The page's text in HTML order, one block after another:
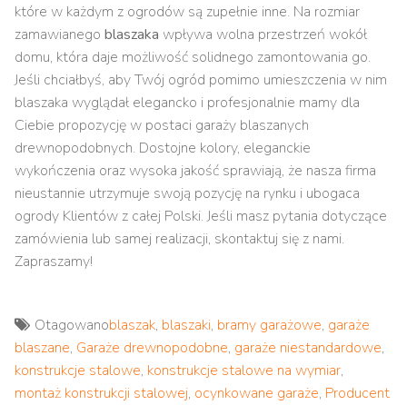
które w każdym z ogrodów są zupełnie inne. Na rozmiar
zamawianego blaszaka wpływa wolna przestrzeń wokół
domu, która daje możliwość solidnego zamontowania go.
Jeśli chciałbyś, aby Twój ogród pomimo umieszczenia w nim
blaszaka wyglądał elegancko i profesjonalnie mamy dla
Ciebie propozycję w postaci garaży blaszanych
drewnopodobnych. Dostojne kolory, eleganckie
wykończenia oraz wysoka jakość sprawiają, że nasza firma
nieustannie utrzymuje swoją pozycję na rynku i ubogaca
ogrody Klientów z całej Polski. Jeśli masz pytania dotyczące
zamówienia lub samej realizacji, skontaktuj się z nami.
Zapraszamy!
Otagowanoblaszak, blaszaki, bramy garażowe, garaże
blaszane, Garaże drewnopodobne, garaże niestandardowe,
konstrukcje stalowe, konstrukcje stalowe na wymiar,
montaż konstrukcji stalowej, ocynkowane garaże, Producent